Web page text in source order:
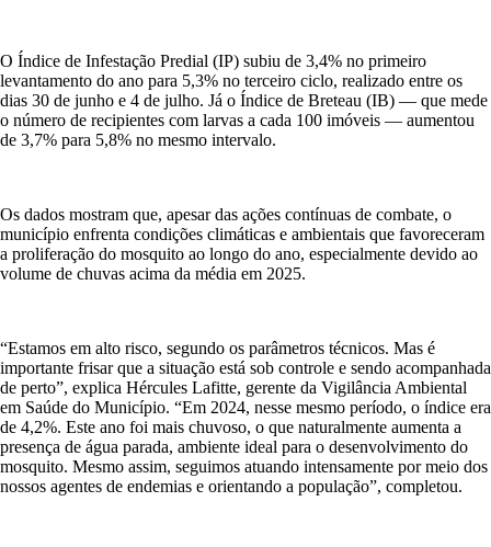
O Índice de Infestação Predial (IP) subiu de 3,4% no primeiro
levantamento do ano para 5,3% no terceiro ciclo, realizado entre os
dias 30 de junho e 4 de julho. Já o Índice de Breteau (IB) — que mede
o número de recipientes com larvas a cada 100 imóveis — aumentou
de 3,7% para 5,8% no mesmo intervalo.
Os dados mostram que, apesar das ações contínuas de combate, o
município enfrenta condições climáticas e ambientais que favoreceram
a proliferação do mosquito ao longo do ano, especialmente devido ao
volume de chuvas acima da média em 2025.
“Estamos em alto risco, segundo os parâmetros técnicos. Mas é
importante frisar que a situação está sob controle e sendo acompanhada
de perto”, explica Hércules Lafitte, gerente da Vigilância Ambiental
em Saúde do Município. “Em 2024, nesse mesmo período, o índice era
de 4,2%. Este ano foi mais chuvoso, o que naturalmente aumenta a
presença de água parada, ambiente ideal para o desenvolvimento do
mosquito. Mesmo assim, seguimos atuando intensamente por meio dos
nossos agentes de endemias e orientando a população”, completou.